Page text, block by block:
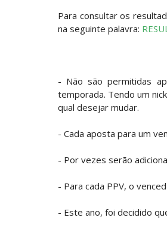
Unknown-Aug 06 2026
GUERRA
NOVOS
REVIRAVOLTA
Unknown-Aug 06 2026
TRIUNFO
Para consultar os
na seguinte palavra:
- Não são permitidas
temporada. Tendo um
qual desejar mudar.
- Cada aposta para um
- Por vezes serão
- Para cada PPV, o
- Este ano, foi decidido